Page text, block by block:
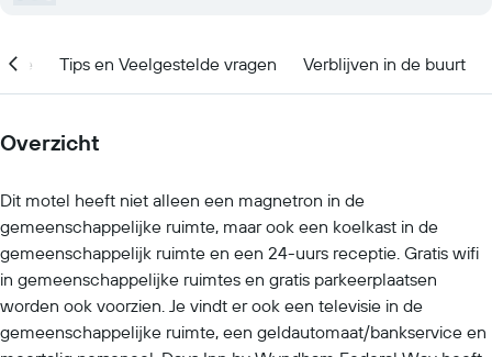
Tips en Veelgestelde vragen Verblijven in de buurt
Overzicht
Dit motel heeft niet alleen een magnetron in de
gemeenschappelijke ruimte, maar ook een koelkast in de
gemeenschappelijk ruimte en een 24-uurs receptie. Gratis wifi
in gemeenschappelijke ruimtes en gratis parkeerplaatsen
worden ook voorzien. Je vindt er ook een televisie in de
gemeenschappelijke ruimte, een geldautomaat/bankservice en